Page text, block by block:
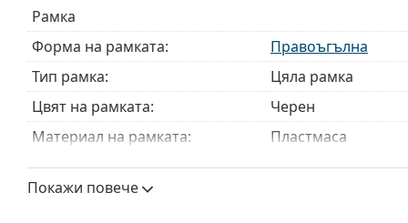
Рамка
Форма на рамката:
Правоъгълна
Тип рамка:
Цяла рамка
Цвят на рамката:
Черен
Материал на рамката:
Пластмаса
Размер:
M
Ширина:
Покажи повече